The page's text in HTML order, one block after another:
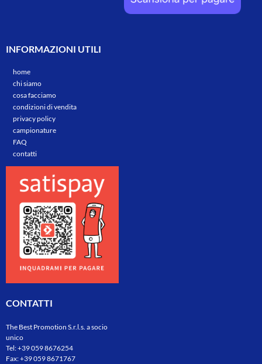
INFORMAZIONI UTILI
home
chi siamo
cosa facciamo
condizioni di vendita
privacy policy
campionature
FAQ
contatti
CONTATTI
The Best Promotion S.r.l.s. a socio
unico
Tel:+39 059 8676254
Fax: +39 059 8671767